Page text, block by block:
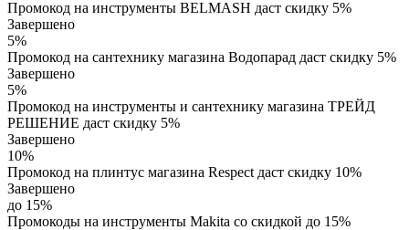
Промокод на инструменты BELMASH даст скидку 5%
Завершено
5%
Промокод на сантехнику магазина Водопарад даст скидку 5%
Завершено
5%
Промокод на инструменты и сантехнику магазина ТРЕЙД
РЕШЕНИЕ даст скидку 5%
Завершено
10%
Промокод на плинтус магазина Respect даст скидку 10%
Завершено
до 15%
Промокоды на инструменты Makita со скидкой до 15%